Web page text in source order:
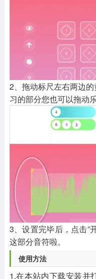
2、拖动标尺左右两边
习的部分您也可以拖动
3、设置完毕后，点击”
这部分音符啦。
使用方法
1.在本站内下载安装并